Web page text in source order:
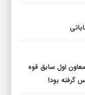
اول سابق قوه
گرفته بود!